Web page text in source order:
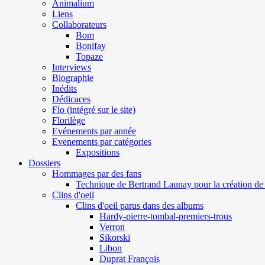
Animalium
Liens
Collaborateurs
Bom
Bonifay
Topaze
Interviews
Biographie
Inédits
Dédicaces
Flo (intégré sur le site)
Florilège
Evénements par année
Evenements par catégories
Expositions
Dossiers
Hommages par des fans
Technique de Bertrand Launay pour la création de
Clins d'oeil
Clins d'oeil parus dans des albums
Hardy-pierre-tombal-premiers-trous
Verron
Sikorski
Libon
Duprat François